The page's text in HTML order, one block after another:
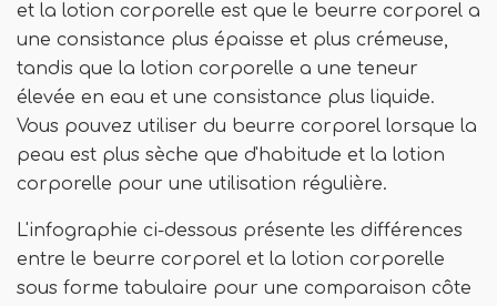
et la lotion corporelle est que le beurre corporel a
une consistance plus épaisse et plus crémeuse,
tandis que la lotion corporelle a une teneur
élevée en eau et une consistance plus liquide.
Vous pouvez utiliser du beurre corporel lorsque la
peau est plus sèche que d'habitude et la lotion
corporelle pour une utilisation régulière.
L'infographie ci-dessous présente les différences
entre le beurre corporel et la lotion corporelle
sous forme tabulaire pour une comparaison côte